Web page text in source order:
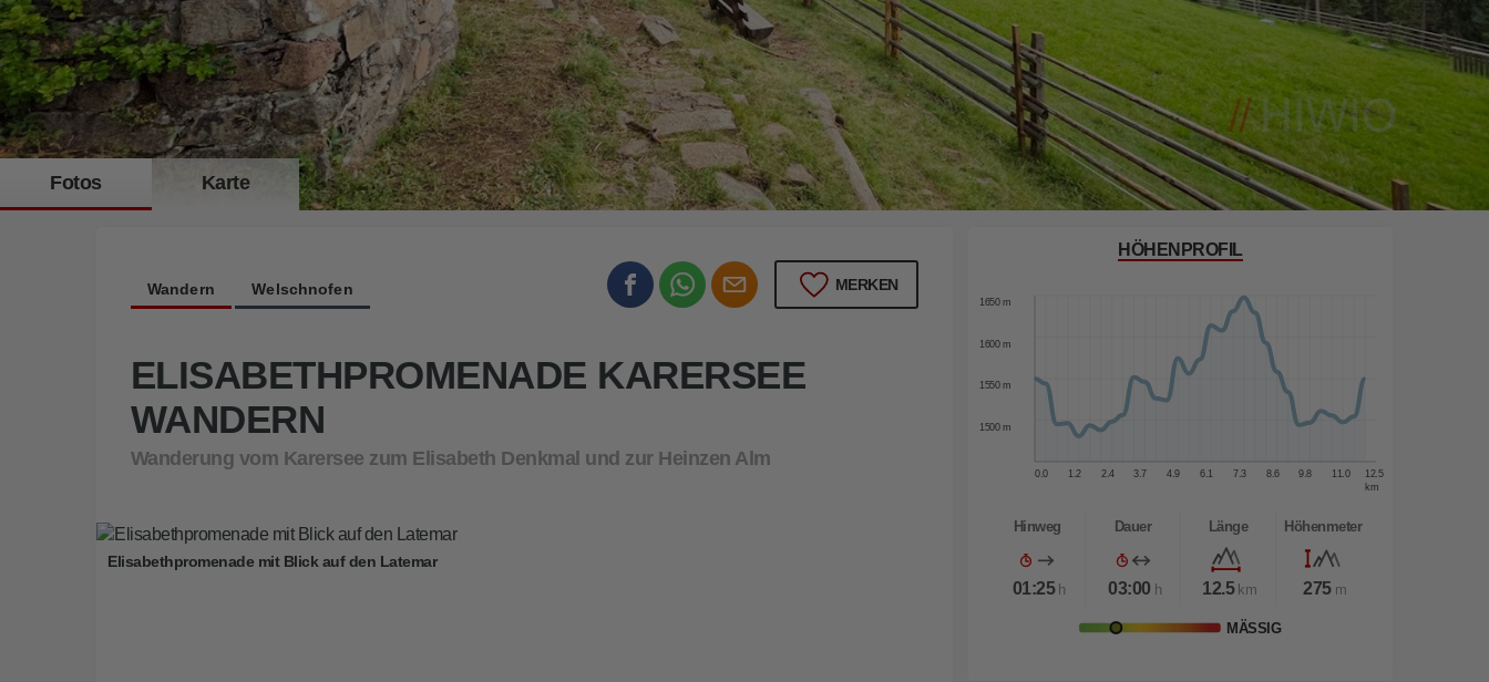
Fotos Karte
Wandern Welschnofen MERKEN
ELISABETHPROMENADE KARERSEE
WANDERN
Wanderung vom Karersee zum Elisabeth Denkmal und zur Heinzen Alm
Elisabethpromenade mit Blick auf den Latemar
HÖHENPROFIL
0.0 1.2 2.4 3.7 4.9 6.1 7.3 8.6 9.8 11.0
12.5
km
1500 m
1550 m
1600 m
1650 m
Hinweg
01:25 h
Dauer
03:00 h
Länge
12.5 km
Höhenmeter
275 m
MÄSSIG